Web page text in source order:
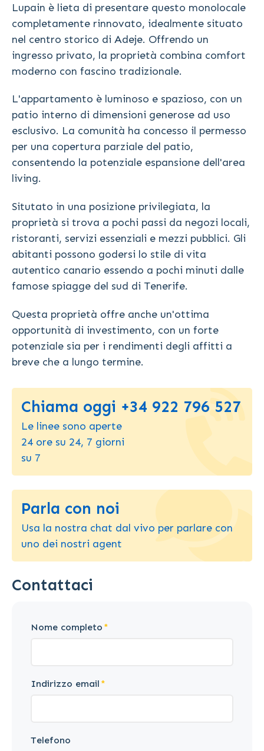
Lupain è lieta di presentare questo monolocale
completamente rinnovato, idealmente situato
nel centro storico di Adeje. Offrendo un
ingresso privato, la proprietà combina comfort
moderno con fascino tradizionale.
L'appartamento è luminoso e spazioso, con un
patio interno di dimensioni generose ad uso
esclusivo. La comunità ha concesso il permesso
per una copertura parziale del patio,
consentendo la potenziale espansione dell'area
living.
Situtato in una posizione privilegiata, la
proprietà si trova a pochi passi da negozi locali,
ristoranti, servizi essenziali e mezzi pubblici. Gli
abitanti possono godersi lo stile di vita
autentico canario essendo a pochi minuti dalle
famose spiagge del sud di Tenerife.
Questa proprietà offre anche un'ottima
opportunità di investimento, con un forte
potenziale sia per i rendimenti degli affitti a
breve che a lungo termine.
Chiama oggi +34 922 796 527
Le linee sono aperte
24 ore su 24, 7 giorni
su 7
Parla con noi
Usa la nostra chat dal vivo per parlare con
uno dei nostri agent
Contattaci
Nome completo
Indirizzo email
Telefono